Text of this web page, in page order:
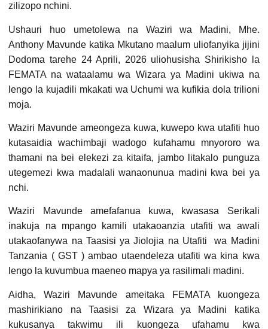
zilizopo nchini.
Ushauri huo umetolewa na Waziri wa Madini, Mhe.
Anthony Mavunde katika Mkutano maalum uliofanyika jijini
Dodoma tarehe 24 Aprili, 2026 uliohusisha Shirikisho la
FEMATA na wataalamu wa Wizara ya Madini ukiwa na
lengo la kujadili mkakati wa Uchumi wa kufikia dola trilioni
moja.
Waziri Mavunde ameongeza kuwa, kuwepo kwa utafiti huo
kutasaidia wachimbaji wadogo kufahamu mnyororo wa
thamani na bei elekezi za kitaifa, jambo litakalo punguza
utegemezi kwa madalali wanaonunua madini kwa bei ya
nchi.
Waziri Mavunde amefafanua kuwa, kwasasa Serikali
inakuja na mpango kamili utakaoanzia utafiti wa awali
utakaofanywa na Taasisi ya Jiolojia na Utafiti wa Madini
Tanzania ( GST ) ambao utaendeleza utafiti wa kina kwa
lengo la kuvumbua maeneo mapya ya rasilimali madini.
Aidha, Waziri Mavunde ameitaka FEMATA kuongeza
mashirikiano na Taasisi za Wizara ya Madini katika
kukusanya takwimu ili kuongeza ufahamu kwa